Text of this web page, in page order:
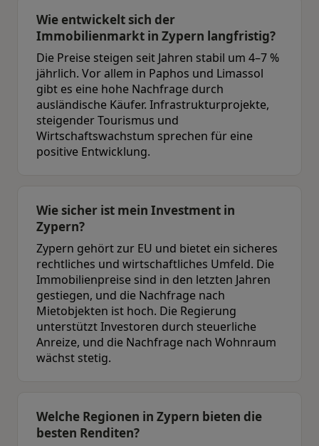
Wie entwickelt sich der
Immobilienmarkt in Zypern langfristig?
Die Preise steigen seit Jahren stabil um 4–7 %
jährlich. Vor allem in Paphos und Limassol
gibt es eine hohe Nachfrage durch
ausländische Käufer. Infrastrukturprojekte,
steigender Tourismus und
Wirtschaftswachstum sprechen für eine
positive Entwicklung.
Wie sicher ist mein Investment in
Zypern?
Zypern gehört zur EU und bietet ein sicheres
rechtliches und wirtschaftliches Umfeld. Die
Immobilienpreise sind in den letzten Jahren
gestiegen, und die Nachfrage nach
Mietobjekten ist hoch. Die Regierung
unterstützt Investoren durch steuerliche
Anreize, und die Nachfrage nach Wohnraum
wächst stetig.
Welche Regionen in Zypern bieten die
besten Renditen?